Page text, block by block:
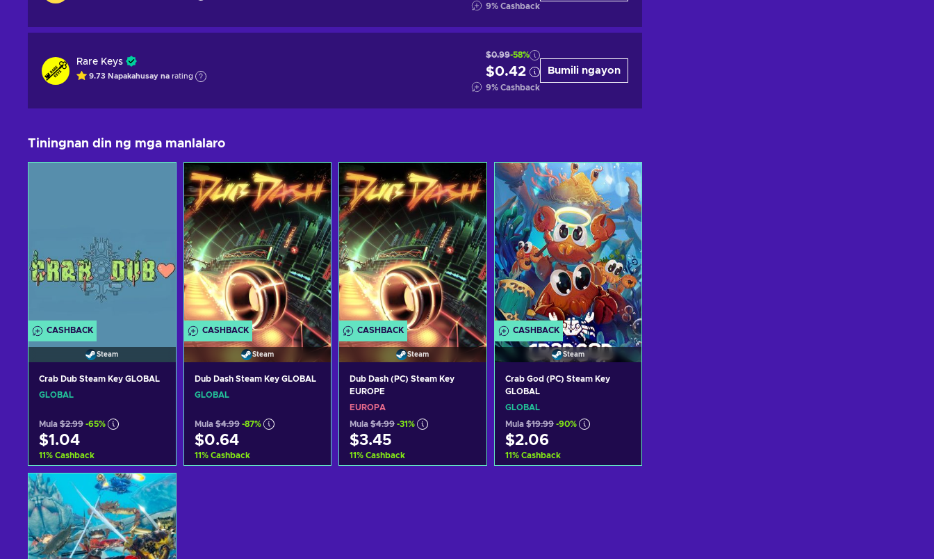
9% Cashback
Rare Keys
9.73 Napakahusay na rating
$0.99-58%
$0.42
9% Cashback
Bumili ngayon
Tiningnan din ng mga manlalaro
CASHBACK
Steam
Crab Dub Steam Key GLOBAL
GLOBAL
Mula $2.99 -65%
$1.04
11% Cashback
Idagdag sa kart
View offers
CASHBACK
Steam
Dub Dash Steam Key GLOBAL
GLOBAL
Mula $4.99 -87%
$0.64
11% Cashback
CASHBACK
Steam
Dub Dash (PC) Steam Key
EUROPE
EUROPA
Mula $4.99 -31%
$3.45
11% Cashback
CASHBACK
Steam
Crab God (PC) Steam Key
GLOBAL
GLOBAL
Mula $19.99 -90%
$2.06
11% Cashback